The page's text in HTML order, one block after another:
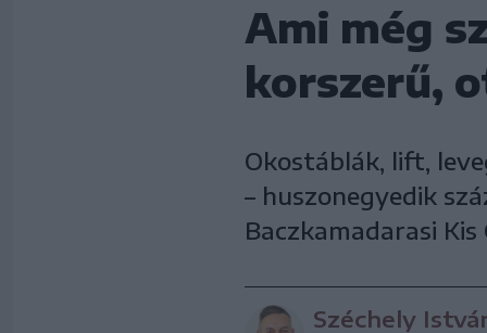
Ami még
korszerű,
Okostáblák, lift,
– huszonegyedik
Baczkamadarasi
Széchely